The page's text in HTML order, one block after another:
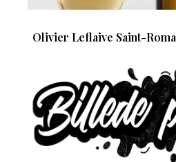
Olivier Leflaive Saint-